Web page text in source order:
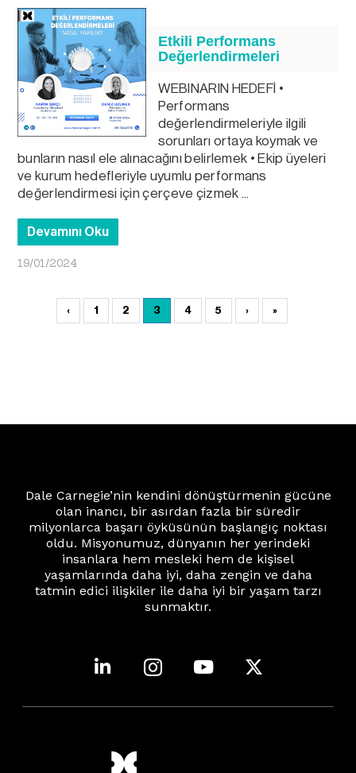
Etkili Performans
Değerlendirmeleri
WEBINARIN HEDEFİ •
Performans
değerlendirmeleriyle ilgili
sorunları ortaya koymak ve
bunların nasıl ele alınacağını belirlemek • Ekip üyeleri
ve kurum hedefleriyle uyumlu performans
değerlendirmesi için çerçeve çizmek ...
Devamını Oku
19/01/2024
‹ 1 2 3 4 5 › »
Dale Carnegie’nin kendini dönüştürmenin gücüne
olan inancı, bir asırdan fazla bir süredir
milyonlarca başarı öyküsünün başlangıç noktası
oldu. Misyonumuz, dünyanın her yerindeki
insanlara hem mesleki hem de kişisel
yaşamlarında daha iyi, daha zengin ve daha
tatmin edici ilişkiler ile daha iyi bir yaşam tarzı
sunmaktır.